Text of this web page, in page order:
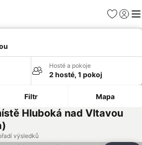
Oblíbené
Hosté a pokoje
2 hosté, 1 pokoj
Filtr Mapa
Hluboká nad Vltavou
výsledků